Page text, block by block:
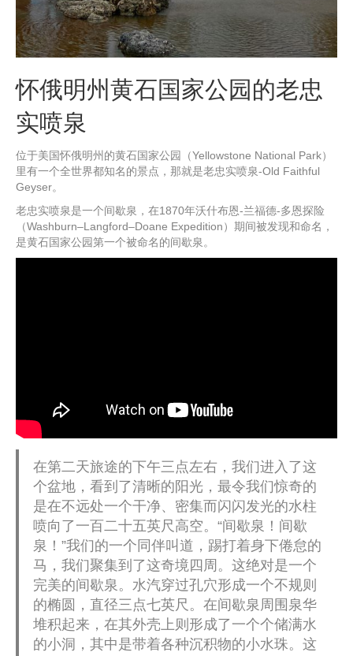
怀俄明州黄石国家公园的老忠
实喷泉
位于美国怀俄明州的黄石国家公园（Yellowstone National Park）
里有一个全世界都知名的景点，那就是老忠实喷泉-Old Faithful
Geyser。
老忠实喷泉是一个间歇泉，在1870年沃什布恩-兰福德-多恩探险
（Washburn–Langford–Doane Expedition）期间被发现和命名，
是黄石国家公园第一个被命名的间歇泉。
在第二天旅途的下午三点左右，我们进入了这
个盆地，看到了清晰的阳光，最令我们惊奇的
是在不远处一个干净、密集而闪闪发光的水柱
喷向了一百二十五英尺高空。“间歇泉！间歇
泉！”我们的一个同伴叫道，踢打着身下倦怠的
马，我们聚集到了这奇境四周。这绝对是一个
完美的间歇泉。水汽穿过孔穴形成一个不规则
的椭圆，直径三点七英尺。在间歇泉周围泉华
堆积起来，在其外壳上则形成了一个个储满水
的小洞，其中是带着各种沉积物的小水珠。这